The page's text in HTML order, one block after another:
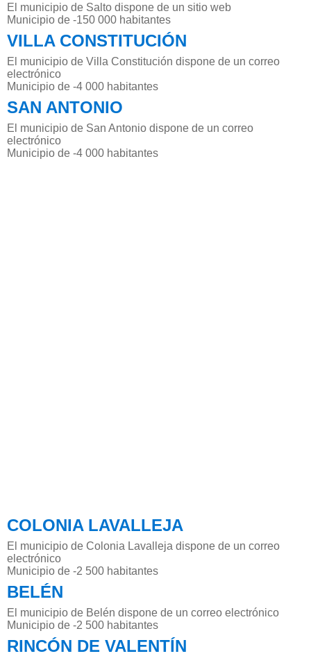
El municipio de Salto dispone de un sitio web
Municipio de -150 000 habitantes
VILLA CONSTITUCIÓN
El municipio de Villa Constitución dispone de un correo
electrónico
Municipio de -4 000 habitantes
SAN ANTONIO
El municipio de San Antonio dispone de un correo
electrónico
Municipio de -4 000 habitantes
COLONIA LAVALLEJA
El municipio de Colonia Lavalleja dispone de un correo
electrónico
Municipio de -2 500 habitantes
BELÉN
El municipio de Belén dispone de un correo electrónico
Municipio de -2 500 habitantes
RINCÓN DE VALENTÍN